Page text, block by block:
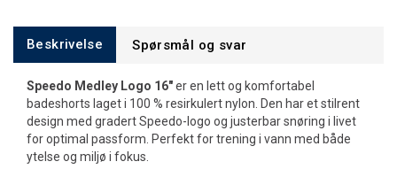
Beskrivelse Spørsmål og svar
Speedo Medley Logo 16"er en lett og komfortabel
badeshorts laget i 100 % resirkulert nylon. Den har et stilrent
design med gradert Speedo-logo og justerbar snøring i livet
for optimal passform. Perfekt for trening i vann med både
ytelse og miljø i fokus.